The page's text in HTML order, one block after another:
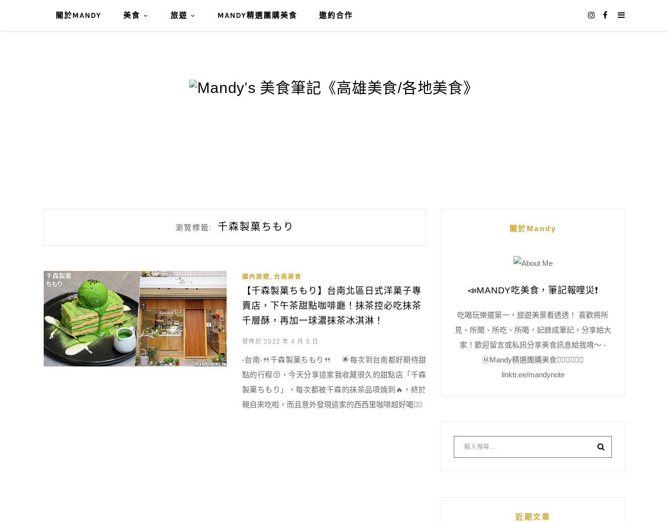
關於MANDY 美食 旅遊 MANDY精選團購美食 邀約合作
瀏覽標籤: 千森製菓ちもり
國內旅遊 台南美食
【千森製菓ちもり】台南北區日式洋菓子專
賣店，下午茶甜點咖啡廳！抹茶控必吃抹茶
千層酥，再加一球濃抹茶冰淇淋！
發佈於 2022 年 4 月 5 日
-台南-🍴千森製菓ちもり🍴 🌟每次到台南都好期待甜
點的行程😚，今天分享這家我收藏很久的甜點店「千森
製菓ちもり」，每次都被千森的抹茶品項燒到🔥，終於
親自來吃啦，而且意外發現這家的西西里咖啡超好喝👍🏻
關於Mandy
📣MANDY吃美食，筆記報哩災❗️
吃喝玩樂擺第一，旅遊美景看透透！ 喜歡將所
見、所聞、所吃、所喝，記錄成筆記，分享給大
家！歡迎留言或私訊分享美食訊息給我唷～ -
Ⓜ️Mandy精選團購美食👇🏻👇🏻👇🏻
linktr.ee/mandynote
近期文章